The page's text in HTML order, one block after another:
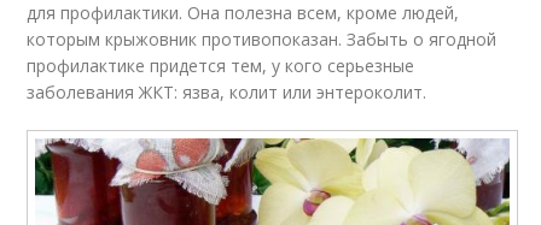
для профилактики. Она полезна всем, кроме людей,
которым крыжовник противопоказан. Забыть о ягодной
профилактике придется тем, у кого серьезные
заболевания ЖКТ: язва, колит или энтероколит.